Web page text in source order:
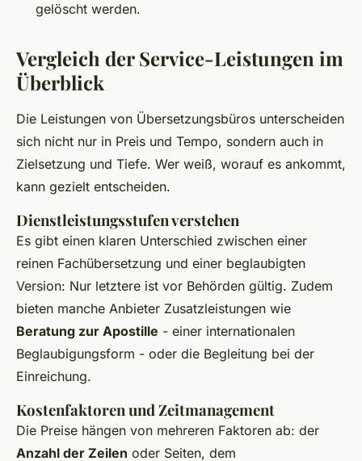
gelöscht werden.
Vergleich der Service-Leistungen im
Überblick
Die Leistungen von Übersetzungsbüros unterscheiden
sich nicht nur in Preis und Tempo, sondern auch in
Zielsetzung und Tiefe. Wer weiß, worauf es ankommt,
kann gezielt entscheiden.
Dienstleistungsstufen verstehen
Es gibt einen klaren Unterschied zwischen einer
reinen Fachübersetzung und einer beglaubigten
Version: Nur letztere ist vor Behörden gültig. Zudem
bieten manche Anbieter Zusatzleistungen wie
Beratung zur Apostille - einer internationalen
Beglaubigungsform - oder die Begleitung bei der
Einreichung.
Kostenfaktoren und Zeitmanagement
Die Preise hängen von mehreren Faktoren ab: der
Anzahl der Zeilen oder Seiten, dem